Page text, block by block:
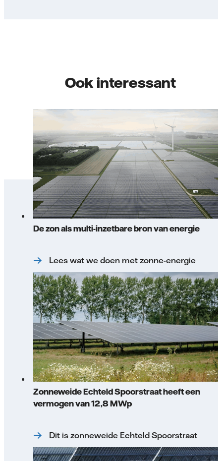
Ook interessant
De zon als multi-inzetbare bron van energie
Lees wat we doen met zonne-energie
Zonneweide Echteld Spoorstraat heeft een
vermogen van 12,8 MWp
Dit is zonneweide Echteld Spoorstraat